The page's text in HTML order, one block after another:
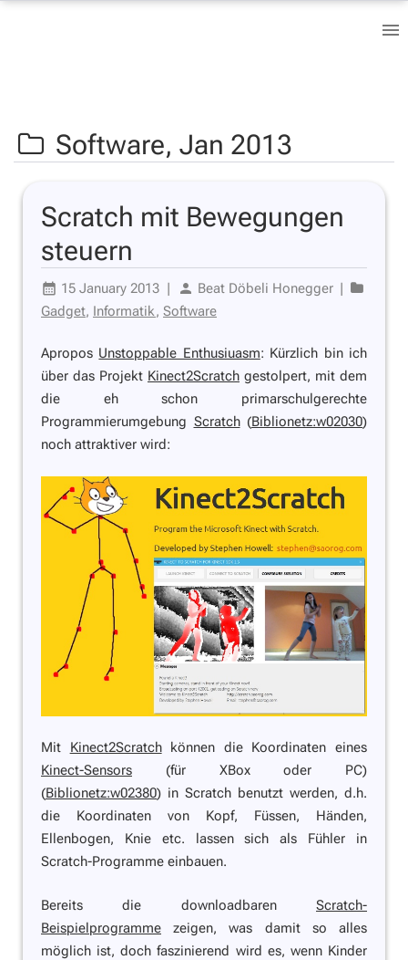
Software, Jan 2013
Scratch mit Bewegungen
steuern
15 January 2013 | Beat Döbeli Honegger |
Gadget, Informatik, Software
Apropos Unstoppable Enthusiuasm: Kürzlich bin ich
über das Projekt Kinect2Scratch gestolpert, mit dem
die eh schon primarschulgerechte
Programmierumgebung Scratch(Biblionetz:w02030)
noch attraktiver wird:
Mit Kinect2Scratchkönnen die Koordinaten eines
Kinect-Sensors (für XBox oder PC)
(Biblionetz:w02380) in Scratch benutzt werden, d.h.
die Koordinaten von Kopf, Füssen, Händen,
Ellenbogen, Knie etc. lassen sich als Fühler in
Scratch-Programme einbauen.
Bereits die downloadbaren Scratch-
Beispielprogramme zeigen, was damit so alles
möglich ist, doch faszinierend wird es, wenn Kinder